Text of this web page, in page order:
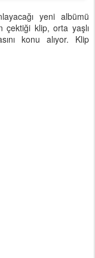
yeni albümü
çektiği klip, orta yaşlı
konu alıyor. Klip